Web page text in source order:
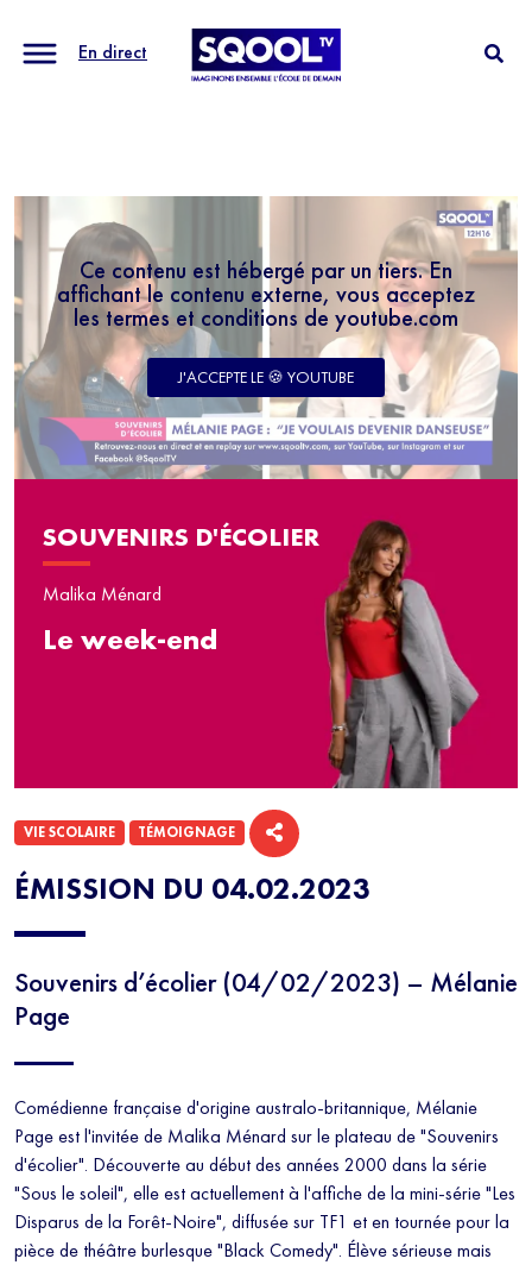
En direct
Ce contenu est hébergé par un tiers. En
affichant le contenu externe, vous acceptez
les termes et conditions de youtube.com
J'ACCEPTE LE 🍪 YOUTUBE
ÉMISSION DU 04.02.2023
Souvenirs d’écolier (04/02/2023) – Mélanie
Page
Comédienne française d'origine australo-britannique, Mélanie
Page est l'invitée de Malika Ménard sur le plateau de "Souvenirs
d'écolier". Découverte au début des années 2000 dans la série
"Sous le soleil", elle est actuellement à l'affiche de la mini-série "Les
Disparus de la Forêt-Noire", diffusée sur TF1 et en tournée pour la
pièce de théâtre burlesque "Black Comedy". Élève sérieuse mais
VIE SCOLAIRE TÉMOIGNAGE
SOUVENIRS D'ÉCOLIER
Malika Ménard
Le week-end